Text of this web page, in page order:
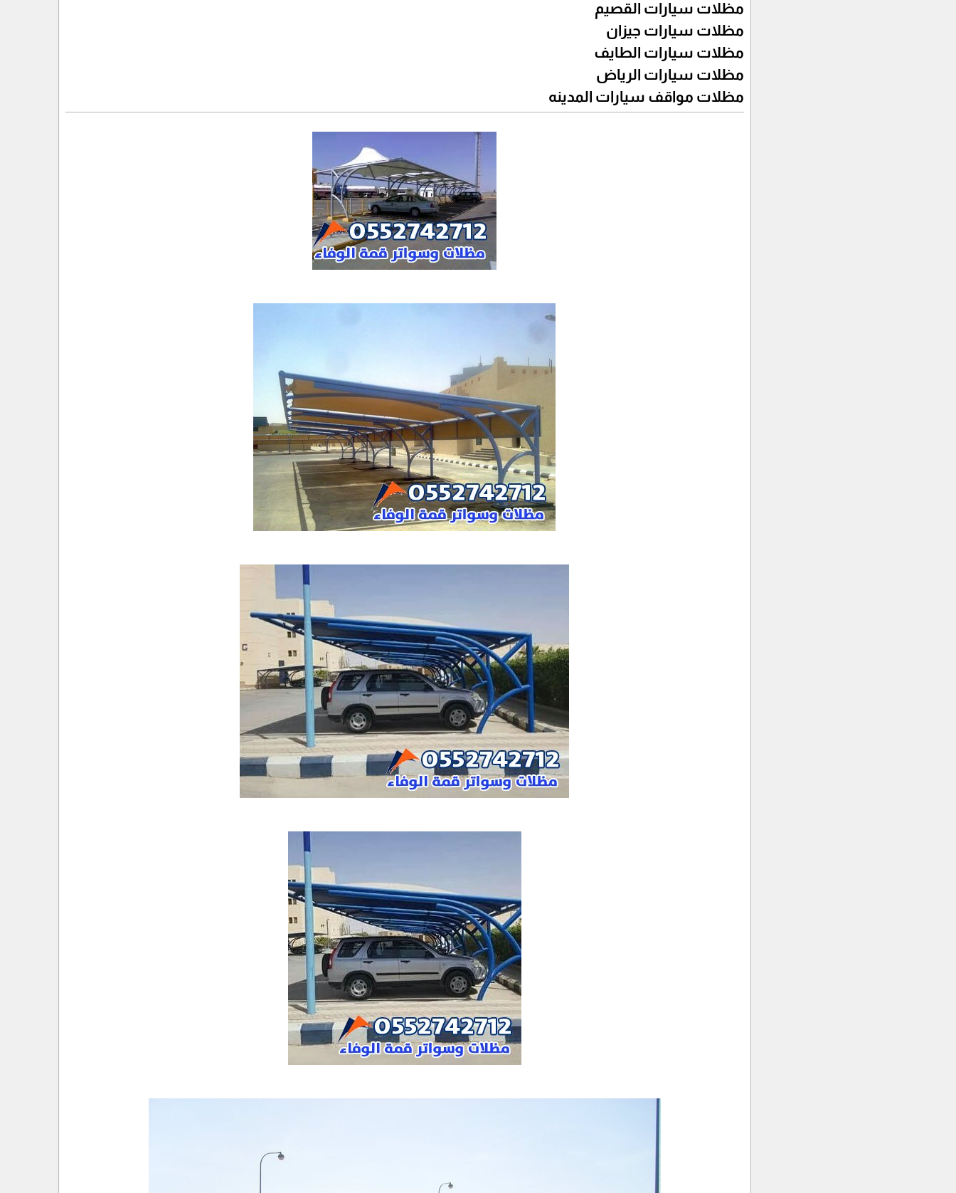
مظلات سيارات القصيم
مظلات سيارات جيزان
مظلات سيارات الطايف
مظلات سيارات الرياض
مظلات مواقف سيارات المدينه